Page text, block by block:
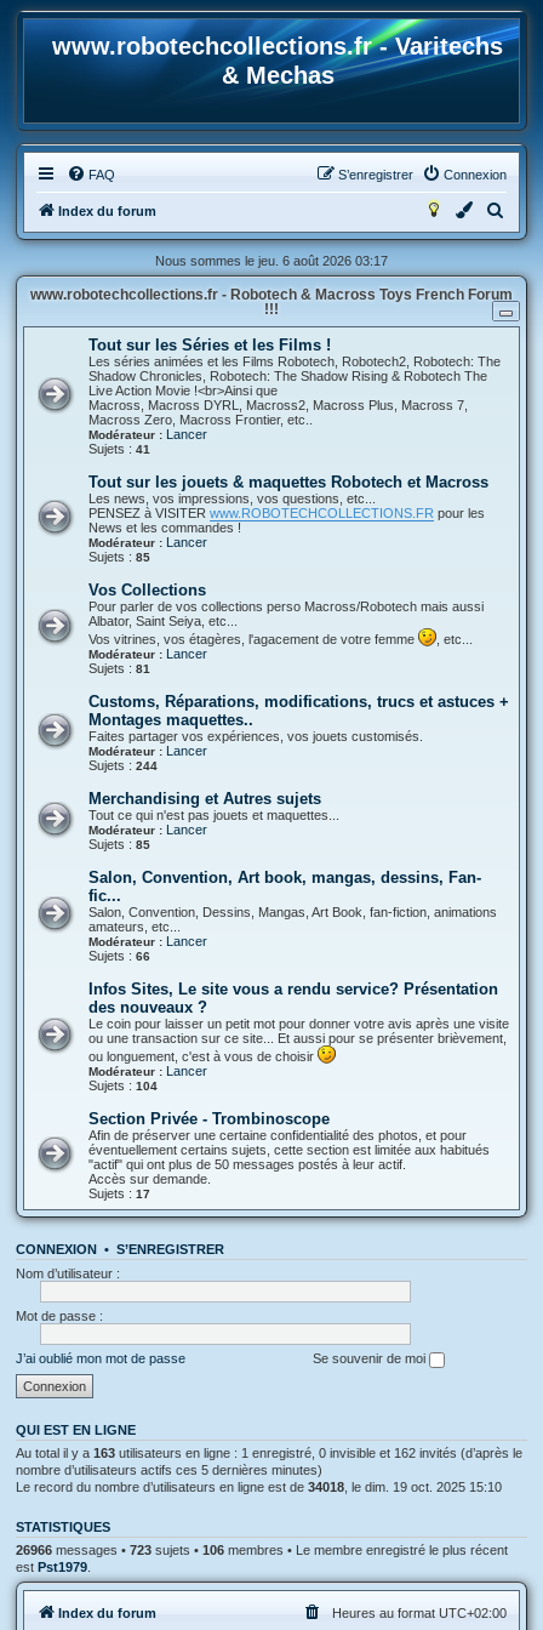
www.robotechcollections.fr - Varitechs
& Mechas
FAQ Connexion
S’enregistrer
Index du forum
e
h
e
Nous sommes le jeu. 6 août 2026 03:17
www.robotechcollections.fr - Robotech & Macross Toys French Forum
!!!
Tout sur les Séries et les Films !
Les séries animées et les Films Robotech, Robotech2, Robotech: The
Shadow Chronicles, Robotech: The Shadow Rising & Robotech The
Live Action Movie !<br>Ainsi que
Macross, Macross DYRL, Macross2, Macross Plus, Macross 7,
Macross Zero, Macross Frontier, etc..
Modérateur : Lancer
Sujets : 41
Tout sur les jouets & maquettes Robotech et Macross
Les news, vos impressions, vos questions, etc...
PENSEZ à VISITER www.ROBOTECHCOLLECTIONS.FR pour les
News et les commandes !
Modérateur : Lancer
Sujets : 85
Vos Collections
Pour parler de vos collections perso Macross/Robotech mais aussi
Albator, Saint Seiya, etc...
Vos vitrines, vos étagères, l'agacement de votre femme
, etc...
Modérateur : Lancer
Sujets : 81
Customs, Réparations, modifications, trucs et astuces +
Montages maquettes..
Faites partager vos expériences, vos jouets customisés.
Modérateur : Lancer
Sujets : 244
Merchandising et Autres sujets
Tout ce qui n'est pas jouets et maquettes...
Modérateur : Lancer
Sujets : 85
Salon, Convention, Art book, mangas, dessins, Fan-
fic...
Salon, Convention, Dessins, Mangas, Art Book, fan-fiction, animations
amateurs, etc...
Modérateur : Lancer
Sujets : 66
Infos Sites, Le site vous a rendu service? Présentation
des nouveaux ?
Le coin pour laisser un petit mot pour donner votre avis après une visite
ou une transaction sur ce site... Et aussi pour se présenter brièvement,
ou longuement, c'est à vous de choisir
Modérateur : Lancer
Sujets : 104
Section Privée - Trombinoscope
Afin de préserver une certaine confidentialité des photos, et pour
éventuellement certains sujets, cette section est limitée aux habitués
"actif" qui ont plus de 50 messages postés à leur actif.
Accès sur demande.
Sujets : 17
CONNEXION • S’ENREGISTRER
Nom d’utilisateur :
Mot de passe :
J’ai oublié mon mot de passe Se souvenir de moi
QUI EST EN LIGNE
Au total il y a 163 utilisateurs en ligne : 1 enregistré, 0 invisible et 162 invités (d’après le
nombre d’utilisateurs actifs ces 5 dernières minutes)
Le record du nombre d’utilisateurs en ligne est de 34018 , le dim. 19 oct. 2025 15:10
STATISTIQUES
26966 messages • 723 sujets • 106 membres • Le membre enregistré le plus récent
est Pst1979
Index du forum Heures au format UTC+02:00